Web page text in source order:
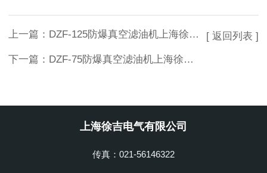
上一篇： DZF-125防爆真空滤油机上海徐吉专业制造
下一篇： DZF-75防爆真空滤油机上海徐吉电气
[ 返回列表 ]
上海徐吉电气有限公司
传真：021-56146322